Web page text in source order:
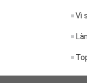
Vì